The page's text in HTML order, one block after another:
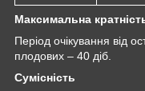
Максимальна
Період очікування від
плодових – 40 діб.
Сумісність